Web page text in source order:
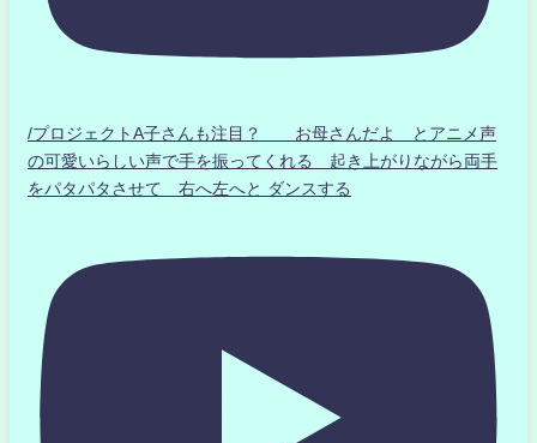
/プロジェクトA子さんも注目？ お母さんだよ とアニメ声
の可愛いらしい声で手を振ってくれる 起き上がりながら両手
をパタパタさせて 右へ左へと ダンスする